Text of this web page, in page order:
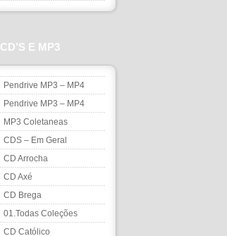
CD’S E MP3
Pendrive MP3 – MP4
Pendrive MP3 – MP4
MP3 Coletaneas
CDS – Em Geral
CD Arrocha
CD Axé
CD Brega
01.Todas Coleções
CD Católico